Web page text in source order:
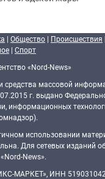
| Общество | Происшествия
| Спорт
«Nord-News»
средства массовой
г. выдано
информационных
использовании
Для сетевых изданий
News».
МАРКЕТ», ИНН